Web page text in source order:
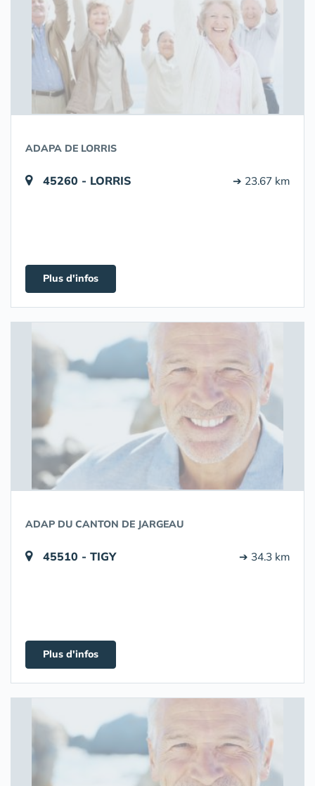
ADAPA DE LORRIS
45260 - LORRIS ➔ 23.67 km
Plus d'infos
ADAP DU CANTON DE JARGEAU
45510 - TIGY ➔ 34.3 km
Plus d'infos